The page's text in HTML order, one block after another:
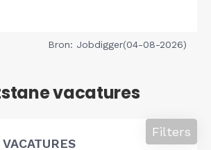
Bron: Jobdigger(04-08-2026)
vacatures
Filters